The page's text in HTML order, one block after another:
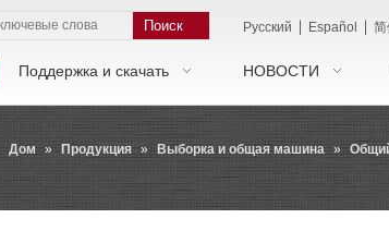
Поиск Pусский Español 简
Поддержка и скачать НОВОСТИ
Дом » Продукция » Выборка и общая машина »